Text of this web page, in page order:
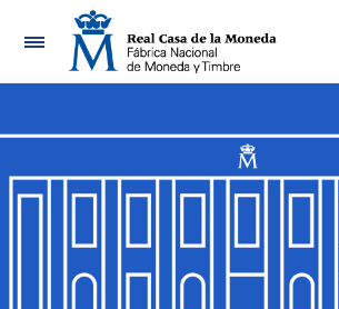
Nabigazioa
Erakutsi/Ezkutatu
Erakutsi/Ezkutatu